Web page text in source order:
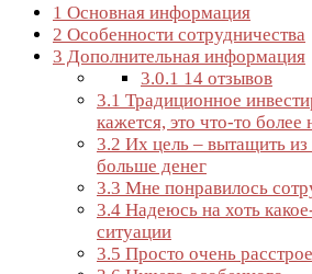
1 Основная информация
2 Особенности сотрудничества
3 Дополнительная информация
3.0.1 14 отзывов
3.1 Традиционное
кажется, это что-то более
3.2 Их цель – вытащить
больше денег
3.3 Мне понравилось
3.4 Надеюсь на хоть
ситуации
3.5 Просто очень